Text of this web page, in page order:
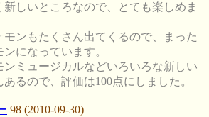
しいところなので、とても楽しめま
モンもたくさん出てくるので、まった
になっています。
ンミュージカルなどいろいろな新しい
るので、評価は100点にしました。
98 (2010-09-30)